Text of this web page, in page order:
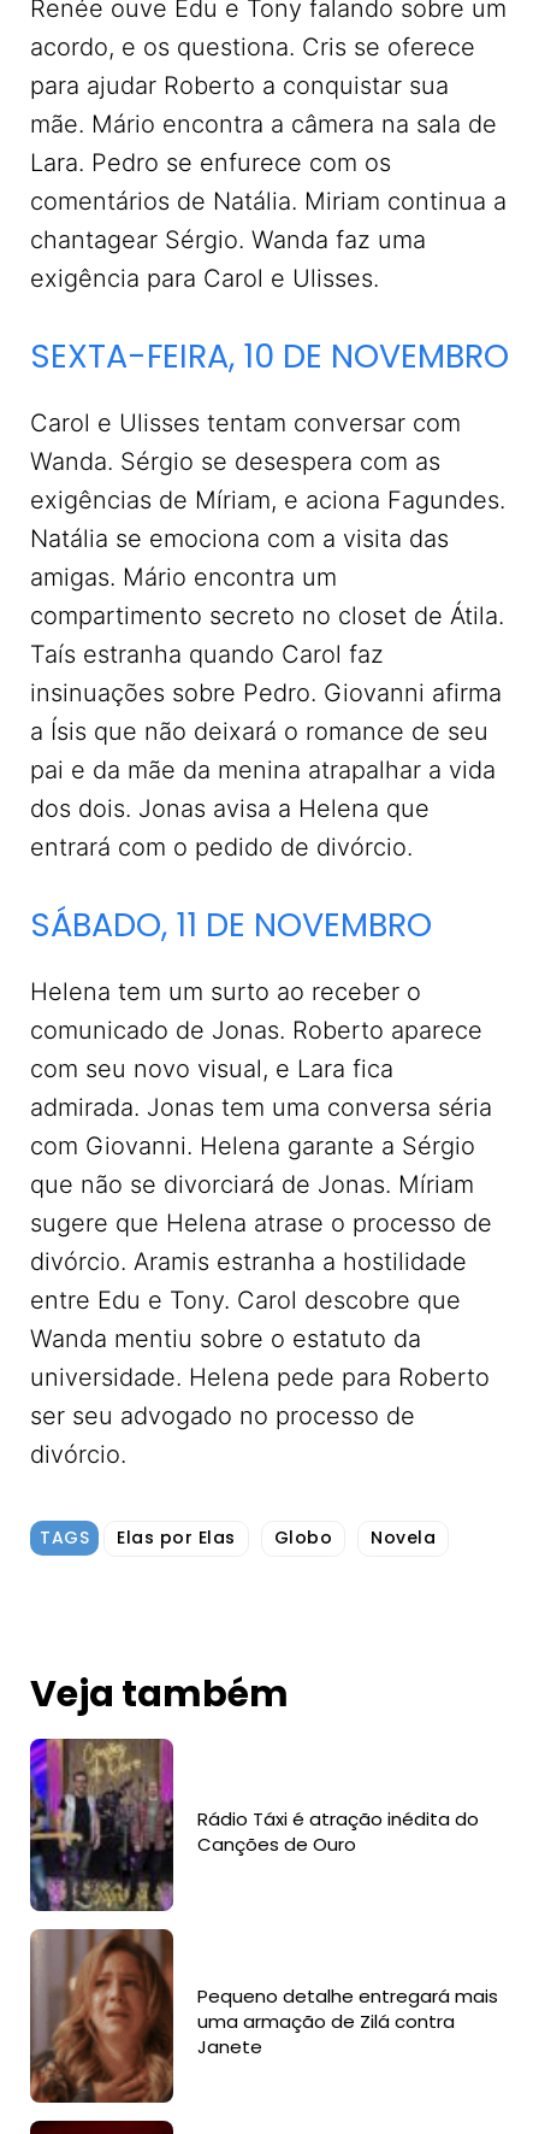
Renée ouve Edu e Tony falando sobre um
acordo, e os questiona. Cris se oferece
para ajudar Roberto a conquistar sua
mãe. Mário encontra a câmera na sala de
Lara. Pedro se enfurece com os
comentários de Natália. Miriam continua a
chantagear Sérgio. Wanda faz uma
exigência para Carol e Ulisses.
SEXTA-FEIRA, 10 DE NOVEMBRO
Carol e Ulisses tentam conversar com
Wanda. Sérgio se desespera com as
exigências de Míriam, e aciona Fagundes.
Natália se emociona com a visita das
amigas. Mário encontra um
compartimento secreto no closet de Átila.
Taís estranha quando Carol faz
insinuações sobre Pedro. Giovanni afirma
a Ísis que não deixará o romance de seu
pai e da mãe da menina atrapalhar a vida
dos dois. Jonas avisa a Helena que
entrará com o pedido de divórcio.
SÁBADO, 11 DE NOVEMBRO
Helena tem um surto ao receber o
comunicado de Jonas. Roberto aparece
com seu novo visual, e Lara fica
admirada. Jonas tem uma conversa séria
com Giovanni. Helena garante a Sérgio
que não se divorciará de Jonas. Míriam
sugere que Helena atrase o processo de
divórcio. Aramis estranha a hostilidade
entre Edu e Tony. Carol descobre que
Wanda mentiu sobre o estatuto da
universidade. Helena pede para Roberto
ser seu advogado no processo de
divórcio.
TAGS Elas por Elas Globo Novela
Veja também
Rádio Táxi é atração inédita do
Canções de Ouro
Pequeno detalhe entregará mais
uma armação de Zilá contra
Janete